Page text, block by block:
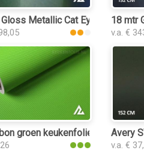
Metallic Cat Eye Green18 mtr
v.a. €
keukenfolie
groen keukenfolie Avery
v.a. €